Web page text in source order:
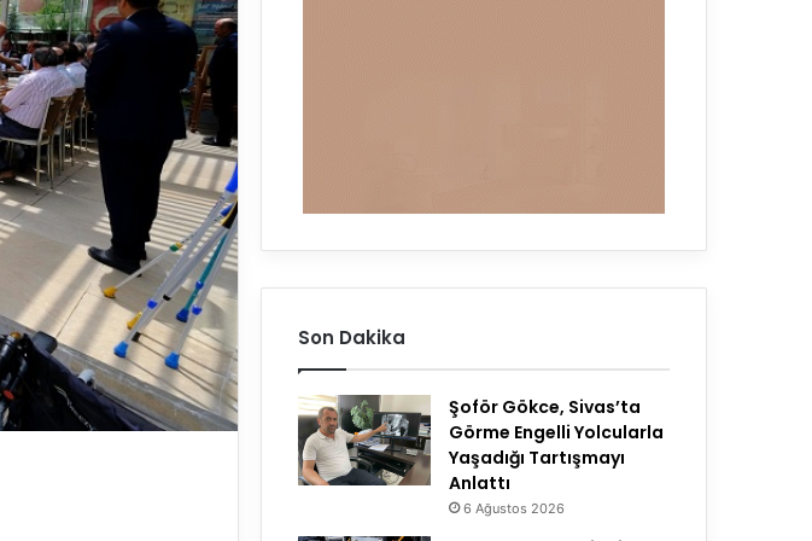
Son Dakika
Şoför Gökce, Sivas’ta
Görme Engelli Yolcularla
Yaşadığı Tartışmayı
Anlattı
6 Ağustos 2026